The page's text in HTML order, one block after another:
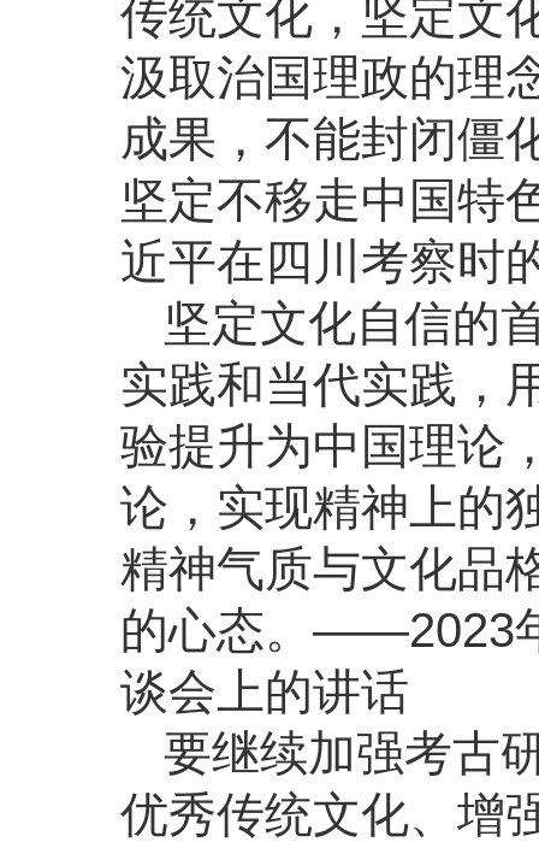
传统文化，坚定文
汲取治国理政的理
成果，不能封闭僵
坚定不移走中国
近平在四川考察时
坚定文化自信的
实践和当代实践，
验提升为中国理论
论，实现精神上的
精神气质与文化品
的心态。——2023
谈会上的讲话
要继续加强考古
优秀传统文化、增